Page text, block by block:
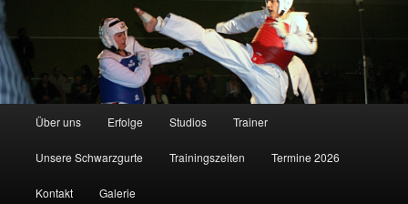
HauptmenüÜber uns Erfolge Studios Trainer
Unsere Schwarzgurte Trainingszeiten Termine 2026
Kontakt Galerie